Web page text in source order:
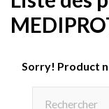
Sorry! Product